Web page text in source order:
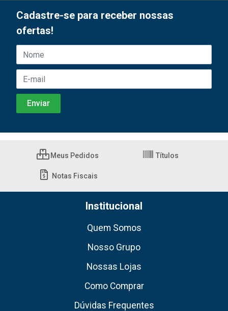
Cadastre-se para receber nossas
ofertas!
Meus Pedidos Títulos
Notas Fiscais
Institucional
Quem Somos
Nosso Grupo
Nossas Lojas
Como Comprar
Dúvidas Frequentes